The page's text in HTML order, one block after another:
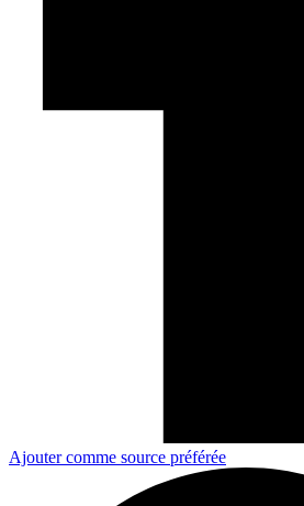
Ajouter comme source préférée